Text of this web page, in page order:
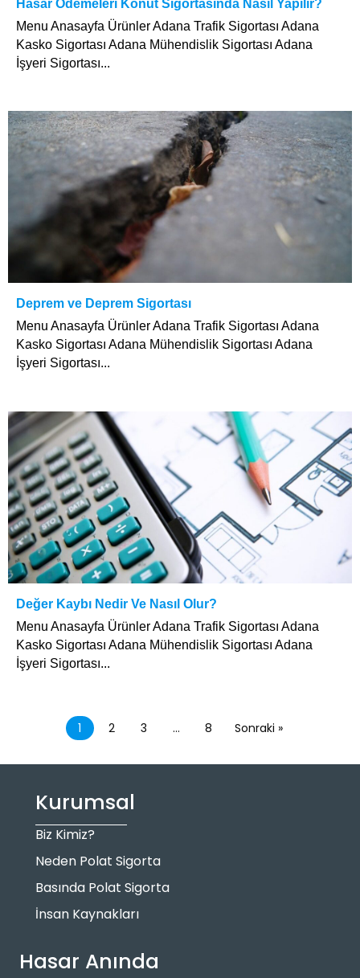
Hasar Ödemeleri Konut Sigortasında Nasıl Yapılır?
Menu Anasayfa Ürünler Adana Trafik Sigortası Adana
Kasko Sigortası Adana Mühendislik Sigortası Adana
İşyeri Sigortası...
Deprem ve Deprem Sigortası
Menu Anasayfa Ürünler Adana Trafik Sigortası Adana
Kasko Sigortası Adana Mühendislik Sigortası Adana
İşyeri Sigortası...
Değer Kaybı Nedir Ve Nasıl Olur?
Menu Anasayfa Ürünler Adana Trafik Sigortası Adana
Kasko Sigortası Adana Mühendislik Sigortası Adana
İşyeri Sigortası...
1 2 3 … 8 Sonraki »
Kurumsal
Biz Kimiz?
Neden Polat Sigorta
Basında Polat Sigorta
İnsan Kaynakları
Hasar Anında